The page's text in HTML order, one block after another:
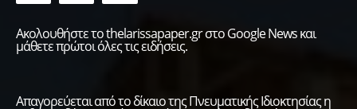
Ακολουθήστε το thelarissapaper.gr στο Google News και
μάθετε πρώτοι όλες τις ειδήσεις.
Απαγορεύεται από το δίκαιο της Πνευματικής Ιδιοκτησίας η